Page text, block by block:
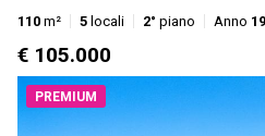
110 m² 5 locali 2° piano Anno
€ 105.000
PREMIUM